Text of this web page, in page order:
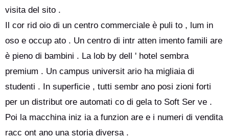
visita del sito .
Il cor rid oio di un centro commerciale è puli to , lum in
oso e occup ato . Un centro di intr atten imento famili are
è pieno di bambini . La lob by dell ' hotel sembra
premium . Un campus universit ario ha migliaia di
studenti . In superficie , tutti sembr ano posi zioni forti
per un distribut ore automati co di gela to Soft Ser ve .
Poi la macchina iniz ia a funzion are e i numeri di vendita
racc ont ano una storia diversa .